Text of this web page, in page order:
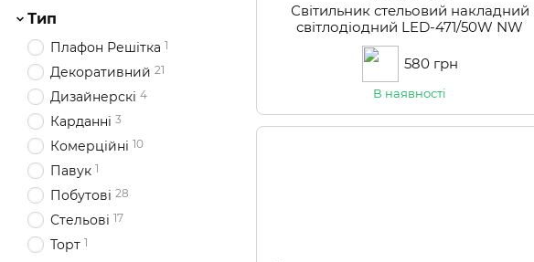
Світильник стельовий накладний
світлодіодний LED-471/50W NW
580 грн
В наявності
Тип
Плафон Решітка 1
Декоративний 21
Дизайнерскі 4
Карданні 3
Комерційні 10
Павук 1
Побутові 28
Стельові 17
Торт 1